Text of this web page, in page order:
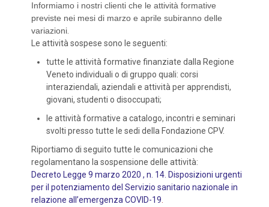
Informiamo i nostri clienti che le attività formative
previste nei mesi di marzo e aprile subiranno delle
variazioni.
Le attività sospese sono le seguenti:
tutte le attività formative finanziate dalla Regione
Veneto individuali o di gruppo quali: corsi
interaziendali, aziendali e attività per apprendisti,
giovani, studenti o disoccupati;
le attività formative a catalogo, incontri e seminari
svolti presso tutte le sedi della Fondazione CPV.
Riportiamo di seguito tutte le comunicazioni che
regolamentano la sospensione delle attività:
Decreto Legge 9 marzo 2020 , n. 14. Disposizioni urgenti
per il potenziamento del Servizio sanitario nazionale in
relazione all’emergenza COVID-19.